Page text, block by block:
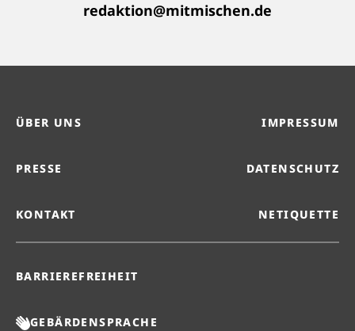
redaktion@mitmischen.de
ÜBER UNS IMPRESSUM
PRESSE DATENSCHUTZ
KONTAKT NETIQUETTE
BARRIEREFREIHEIT
GEBÄRDENSPRACHE